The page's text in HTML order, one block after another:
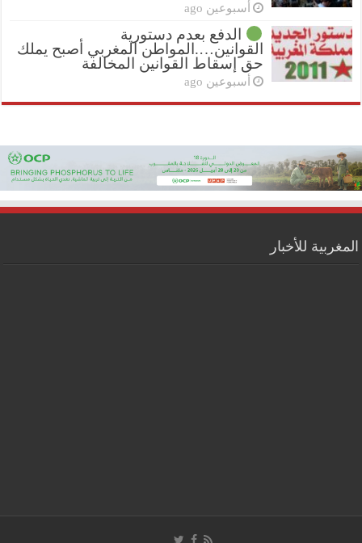
أسبوعين ago
الدفع بعدم دستورية
القوانين….المواطن المغربي أصبح يملك
حق إسقاط القوانين المخالفة
أسبوعين ago
المغربية للأخبار